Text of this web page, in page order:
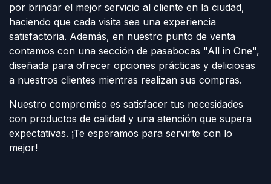
por brindar el mejor servicio al cliente en la ciudad,
haciendo que cada visita sea una experiencia
satisfactoria. Además, en nuestro punto de venta
contamos con una sección de pasabocas "All in One",
diseñada para ofrecer opciones prácticas y deliciosas
a nuestros clientes mientras realizan sus compras.
Nuestro compromiso es satisfacer tus necesidades
con productos de calidad y una atención que supera
expectativas. ¡Te esperamos para servirte con lo
mejor!